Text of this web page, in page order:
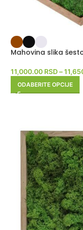
Mahovina slika
11,000.00 RSD–
ODABERITE OPCIJE